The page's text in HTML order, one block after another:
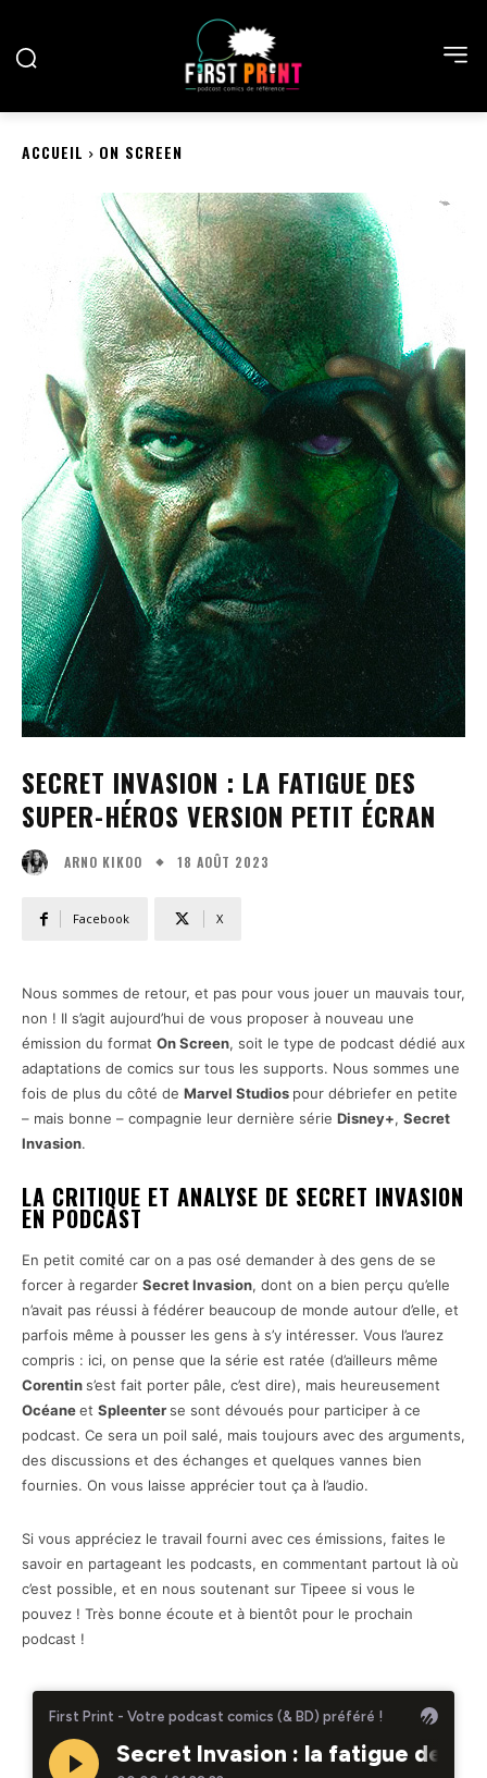
ACCUEIL ON SCREEN
SECRET INVASION : LA FATIGUE DES
SUPER-HÉROS VERSION PETIT ÉCRAN
ARNO KIKOO 18 AOÛT 2023
Facebook X
Nous sommes de retour, et pas pour vous jouer un mauvais tour,
non ! Il s’agit aujourd’hui de vous proposer à nouveau une
émission du format On Screen, soit le type de podcast dédié aux
adaptations de comics sur tous les supports. Nous sommes une
fois de plus du côté de Marvel Studios pour débriefer en petite
– mais bonne – compagnie leur dernière série Disney+, Secret
Invasion.
LA CRITIQUE ET ANALYSE DE SECRET INVASION
EN PODCAST
En petit comité car on a pas osé demander à des gens de se
forcer à regarder Secret Invasion, dont on a bien perçu qu’elle
n’avait pas réussi à fédérer beaucoup de monde autour d’elle, et
parfois même à pousser les gens à s’y intéresser. Vous l’aurez
compris : ici, on pense que la série est ratée (d’ailleurs même
Corentins’est fait porter pâle, c’est dire), mais heureusement
Océaneet Spleenterse sont dévoués pour participer à ce
podcast. Ce sera un poil salé, mais toujours avec des arguments,
des discussions et des échanges et quelques vannes bien
fournies. On vous laisse apprécier tout ça à l’audio.
Si vous appréciez le travail fourni avec ces émissions, faites le
savoir en partageant les podcasts, en commentant partout là où
c’est possible, et en nous soutenant sur Tipeee si vous le
pouvez ! Très bonne écoute et à bientôt pour le prochain
podcast !